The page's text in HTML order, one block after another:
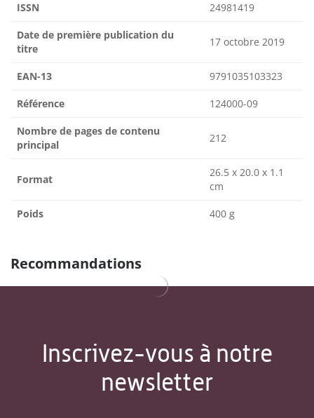
ISSN 24981419
Date de première publication du
titre
17 octobre 2019
EAN-13 9791035103323
Référence 124000-09
Nombre de pages de contenu
principal
212
Format
26.5 x 20.0 x 1.1
cm
Poids 400 g
Recommandations
Inscrivez-vous à notre
newsletter